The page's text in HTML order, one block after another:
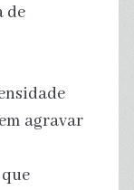
de
agravar